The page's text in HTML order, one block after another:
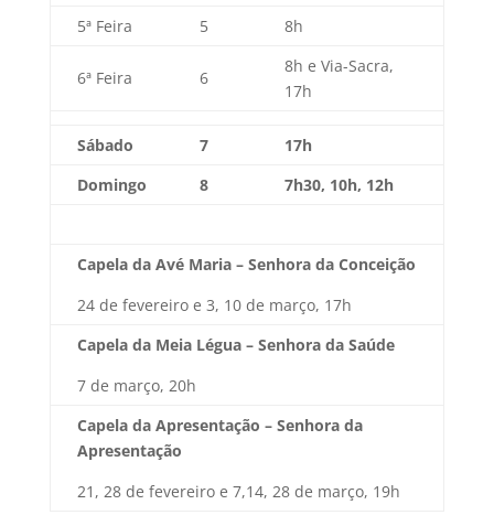
5ª Feira
5 8h
6ª Feira 6
8h e Via-Sacra,
17h
Sábado 7
17h
Domingo
8 7h30, 10h, 12h
Capela da Avé Maria – Senhora da Conceição
24 de fevereiro e 3, 10 de março, 17h
Capela da Meia Légua – Senhora da Saúde
7 de março, 20h
Capela da Apresentação – Senhora da
Apresentação
21, 28 de fevereiro e 7,14, 28 de março, 19h